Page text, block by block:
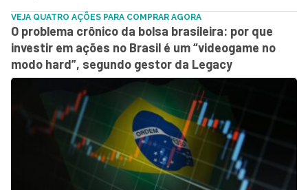
VEJA QUATRO AÇÕES PARA COMPRAR AGORA
O problema crônico da bolsa brasileira: por que
investir em ações no Brasil é um “videogame no
modo hard”, segundo gestor da Legacy